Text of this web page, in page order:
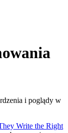
i poglądy w
Write the Right